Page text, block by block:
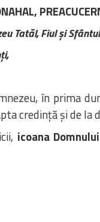
Tatăl, Fiul şi
în prima
credință și de la
icoana